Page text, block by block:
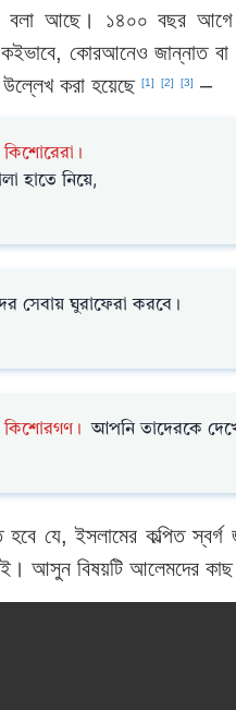
বলা আছে। ১৪০০ বছর আগে
কোরআনেও জান্নাত বা
উল্লেখ করা হয়েছে [1] [2] [3] –
হাতে নিয়ে,
সেবায় ঘুরাফেরা করবে।
কিশোরগণ। আপনি তাদেরকে
যে, ইসলামের কল্পিত স্বর্গ
আসুন বিষয়টি আলেমদের কাছ